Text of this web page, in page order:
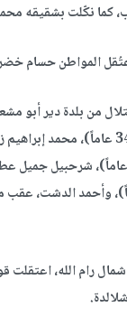
كما نكّلت بشقيقه
المواطن حسام
من بلدة دير أبو
شريم (43 عاماً)، وأحمد
رام الله، اعتقلت